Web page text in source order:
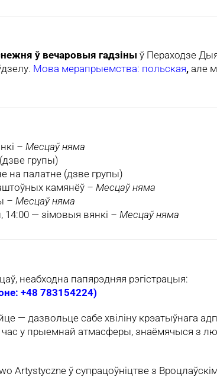
ў вечаровыя гадзіны ў Пераходзе
Мова мерапрыемства: польская, але
– Месцаў няма
групы)
на палатне (дзве групы)
камянёў – Месцаў няма
– Месцаў няма
— зімовыя вянкі – Месцаў няма
неабходна папярэдняя рэгістрацыя:
+48 783154224)
— дазвольце сабе хвіліну крэатыўнага
у прыемнай атмасферы, знаёмячыся з
Artystyczne ў супрацоўніцтве з